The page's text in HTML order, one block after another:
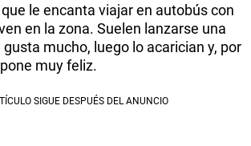
le encanta viajar en autobús con
en la zona. Suelen lanzarse una
mucho, luego lo acarician y, por
muy feliz.